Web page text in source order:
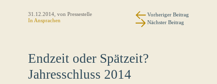
31.12.2014 , von Pressestelle
In Ansprachen
Vorheriger Beitrag
Nächster Beitrag
Endzeit oder Spätzeit?
Jahresschluss 2014